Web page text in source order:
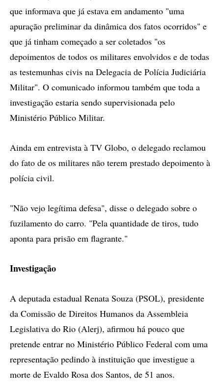
que informava que já estava em andamento "uma
apuração preliminar da dinâmica dos fatos ocorridos" e
que já tinham começado a ser coletados "os
depoimentos de todos os militares envolvidos e de todas
as testemunhas civis na Delegacia de Polícia Judiciária
Militar". O comunicado informou também que toda a
investigação estaria sendo supervisionada pelo
Ministério Público Militar.
Ainda em entrevista à TV Globo, o delegado reclamou
do fato de os militares não terem prestado depoimento à
polícia civil.
"Não vejo legítima defesa", disse o delegado sobre o
fuzilamento do carro. "Pela quantidade de tiros, tudo
aponta para prisão em flagrante."
Investigação
A deputada estadual Renata Souza (PSOL), presidente
da Comissão de Direitos Humanos da Assembleia
Legislativa do Rio (Alerj), afirmou há pouco que
pretende entrar no Ministério Público Federal com uma
representação pedindo à instituição que investigue a
morte de Evaldo Rosa dos Santos, de 51 anos.